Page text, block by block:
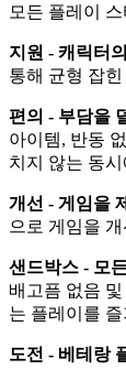
모든 플레이
지원 - 캐릭터
통해 균형 잡
편의 - 부담을
아이템, 반동
치지 않는 동
개선 - 게임을
으로 게임을
샌드박스 - 모
배고픔 없음
는 플레이를
도전 - 베테랑